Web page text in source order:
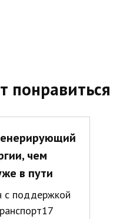
понравиться
чем
в пути
с поддержкой